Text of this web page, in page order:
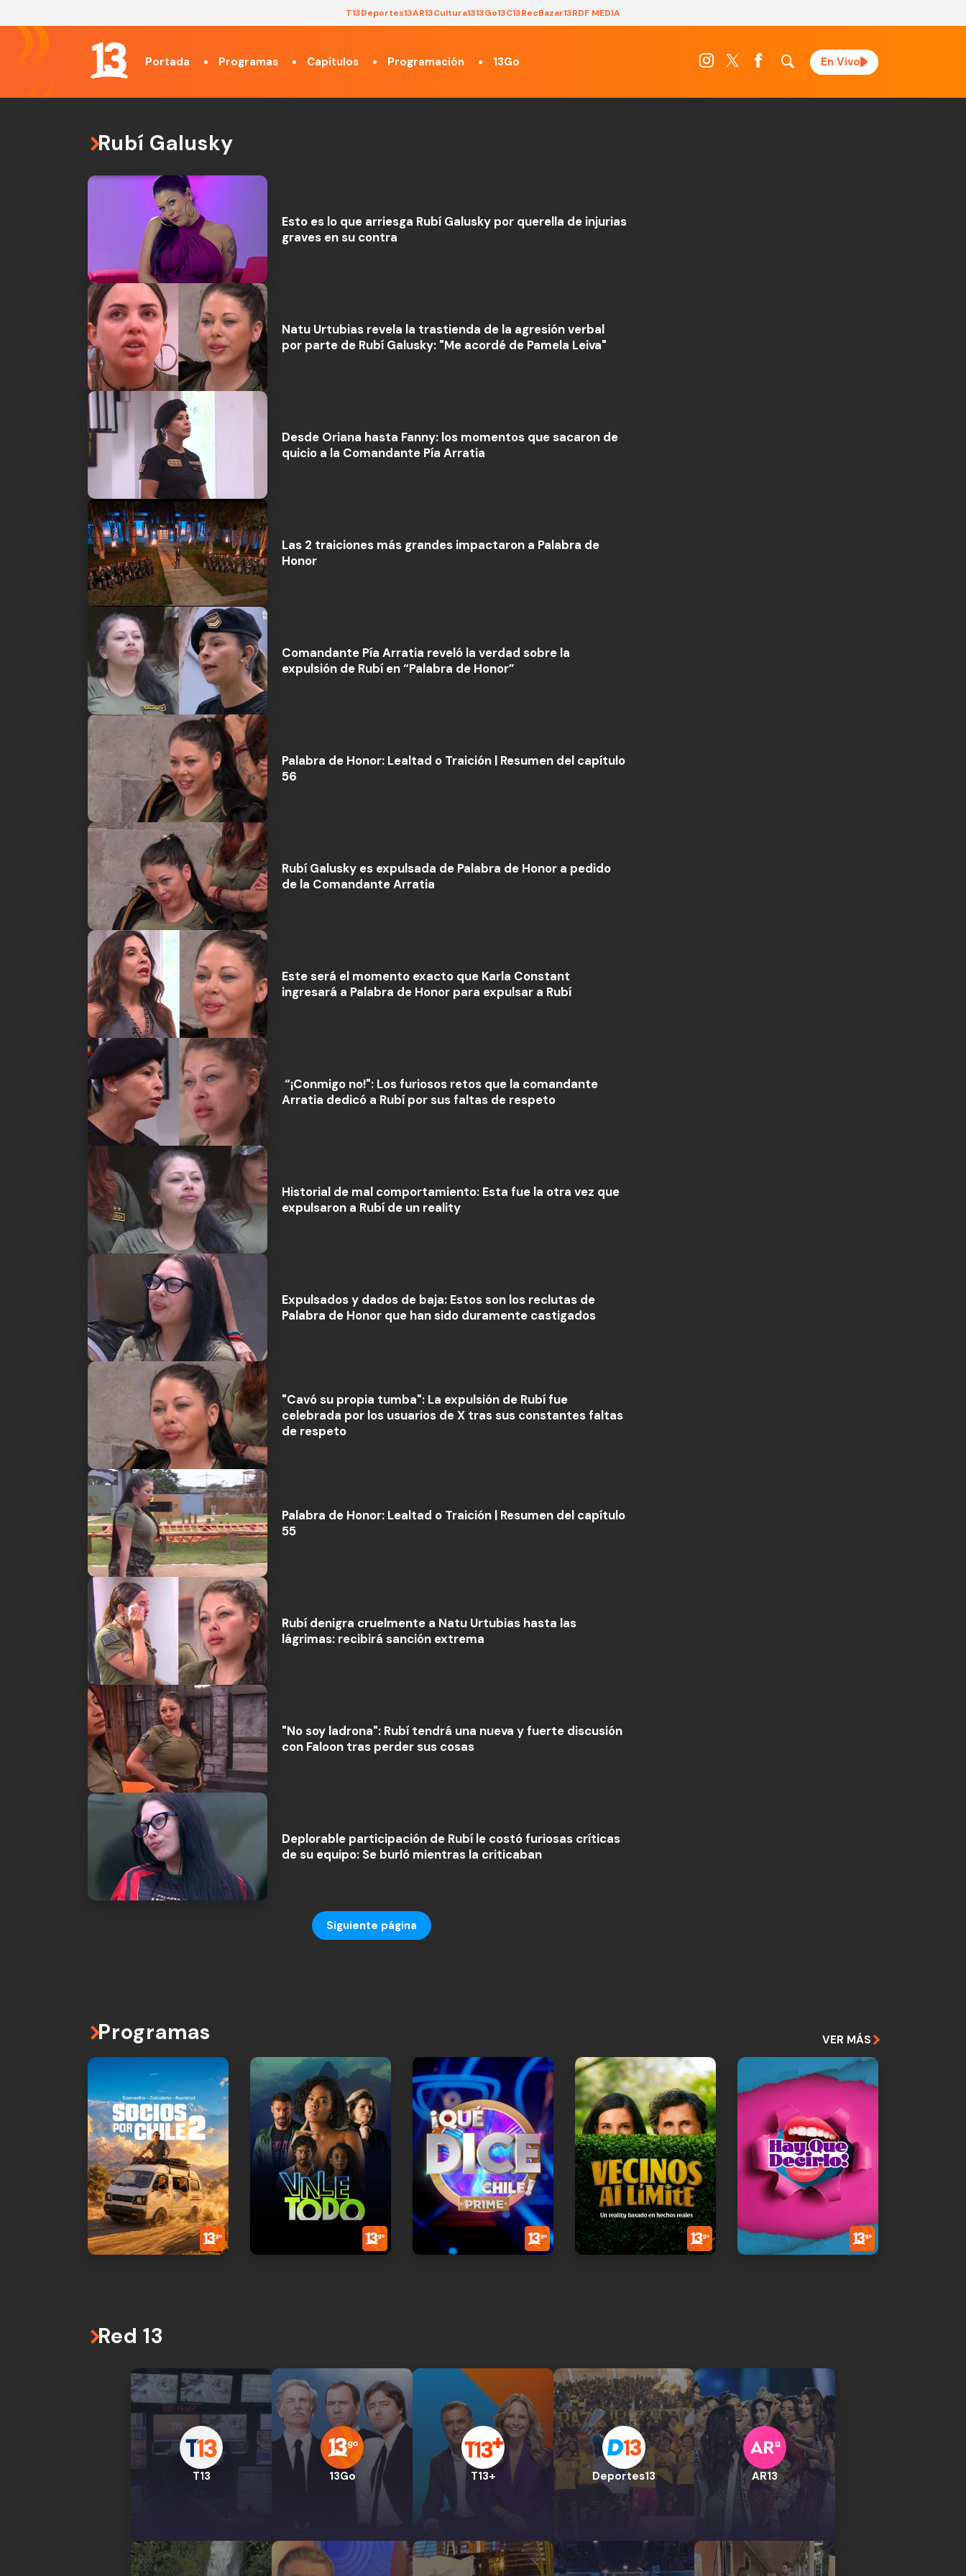
T13Deportes13AR13Cultura1313Go13C13RecBazar13RDF MEDIA
Portada Programas Capítulos Programación 13Go En Vivo
Rubí Galusky
Esto es lo que arriesga Rubí Galusky por querella de injurias
graves en su contra
Natu Urtubias revela la trastienda de la agresión verbal
por parte de Rubí Galusky: "Me acordé de Pamela Leiva"
Desde Oriana hasta Fanny: los momentos que sacaron de
quicio a la Comandante Pía Arratia
Las 2 traiciones más grandes impactaron a Palabra de
Honor
Comandante Pía Arratia reveló la verdad sobre la
expulsión de Rubí en “Palabra de Honor”
Palabra de Honor: Lealtad o Traición | Resumen del capítulo
56
Rubí Galusky es expulsada de Palabra de Honor a pedido
de la Comandante Arratia
Este será el momento exacto que Karla Constant
ingresará a Palabra de Honor para expulsar a Rubí
“¡Conmigo no!": Los furiosos retos que la comandante
Arratia dedicó a Rubí por sus faltas de respeto
Historial de mal comportamiento: Esta fue la otra vez que
expulsaron a Rubí de un reality
Expulsados y dados de baja: Estos son los reclutas de
Palabra de Honor que han sido duramente castigados
"Cavó su propia tumba": La expulsión de Rubí fue
celebrada por los usuarios de X tras sus constantes faltas
de respeto
Palabra de Honor: Lealtad o Traición | Resumen del capítulo
55
Rubí denigra cruelmente a Natu Urtubias hasta las
lágrimas: recibirá sanción extrema
"No soy ladrona": Rubí tendrá una nueva y fuerte discusión
con Faloon tras perder sus cosas
Deplorable participación de Rubí le costó furiosas críticas
de su equipo: Se burló mientras la criticaban
Siguiente página
Programas VER MÁS
Red 13
T13 13Go T13+ Deportes13 AR13